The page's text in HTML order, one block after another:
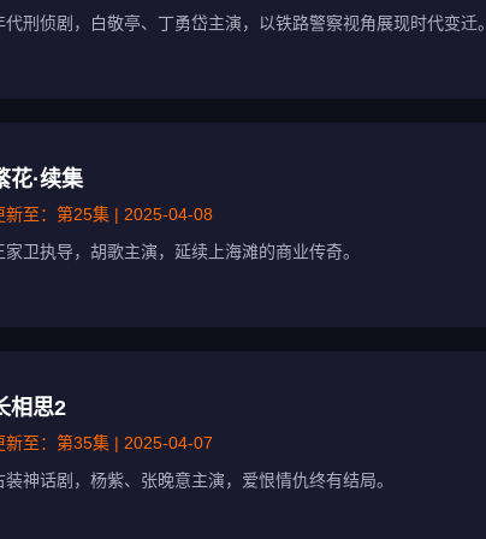
代刑侦剧，白敬亭、丁勇岱主演，以铁路警察视角展现时代变迁。
花·续集
新至：第25集 | 2025-04-08
家卫执导，胡歌主演，延续上海滩的商业传奇。
相思2
新至：第35集 | 2025-04-07
装神话剧，杨紫、张晚意主演，爱恨情仇终有结局。